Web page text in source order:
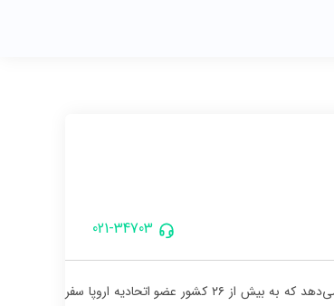
021-34703
با داشتن ویزای آلمان، امکان سفر به کشورهای حوزه شنگن برای شما فراهم می‌شود. این ویزا به شما اجازه می‌دهد که به بیش از ۲۶ کشور عضو اتحادیه اروپا سفر